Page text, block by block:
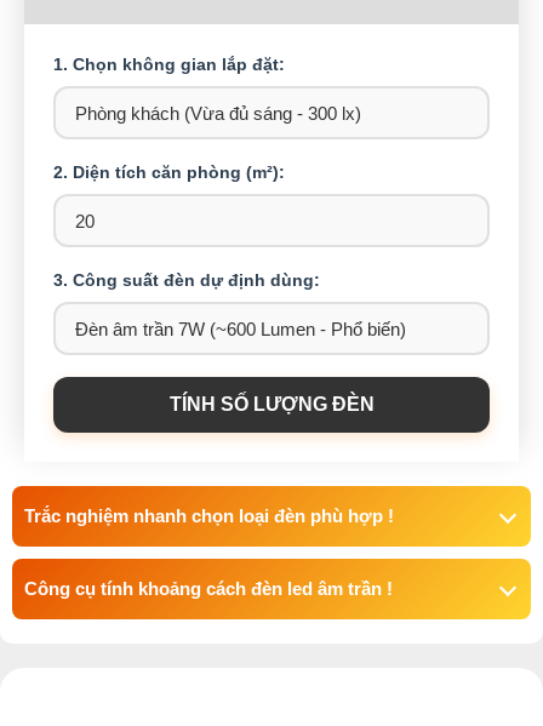
1. Chọn không gian lắp đặt:
2. Diện tích căn phòng (m²):
3. Công suất đèn dự định dùng:
TÍNH SỐ LƯỢNG ĐÈN
Trắc nghiệm nhanh chọn loại đèn phù hợp !
Công cụ tính khoảng cách đèn led âm trần !